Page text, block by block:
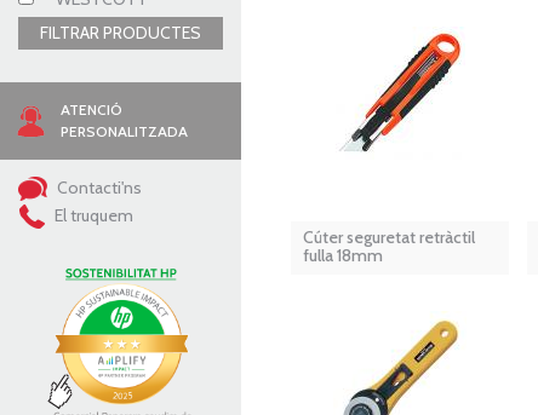
Cúter seguretat retràctil
fulla 18mm
FILTRAR PRODUCTES
ATENCIÓ
PERSONALITZADA
Contacti'ns
El truquem